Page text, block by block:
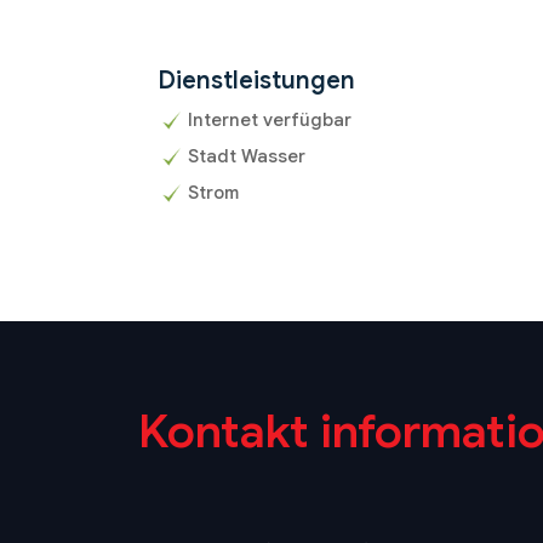
Dienstleistungen
Internet verfügbar
Stadt Wasser
Strom
Kontakt